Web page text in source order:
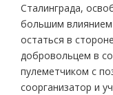
Сталинграда,
большим влиянием
остаться в
добровольцем в
пулеметчиком с
соорганизатор и